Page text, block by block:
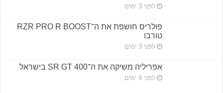
לפני 3 ימים
פולריס חושפת את ה־RZR PRO R BOOST
טורבו
לפני 3 ימים
אפריליה משיקה את ה־SR GT 400 בישראל
לפני 4 ימים